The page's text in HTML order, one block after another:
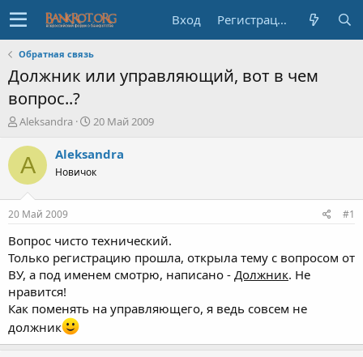
Вход Регистрация
Обратная связь
Должник или управляющий, вот в чем
вопрос..?
А
т
о
р
е
м
ы
Aleksandra
Д
т
н
л
20 Май 2009
A Aleksandra
Новичок
20 Май 2009 #1
Вопрос чисто технический.
Только регистрацию прошла, открыла тему с вопросом от
ВУ, а под именем смотрю, написано - Должник. Не
нравится!
Как поменять на управляющего, я ведь совсем не
должник